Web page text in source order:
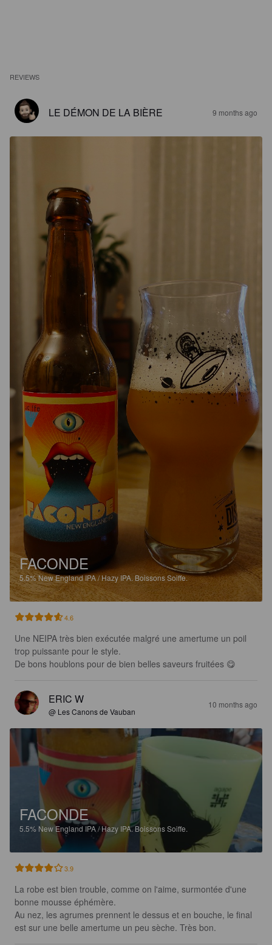
REVIEWS
LE DÉMON DE LA BIÈRE 9 months ago
FACONDE
5.5%New England IPA / Hazy IPA.Boissons Soiffe.
4.6
Une NEIPA très bien exécutée malgré une amertume un poil
trop puissante pour le style.
De bons houblons pour de bien belles saveurs fruitées 😋
ERIC W
@ Les Canons de Vauban
10 months ago
FACONDE
5.5% New England IPA / Hazy IPA.Boissons Soiffe.
3.9
La robe est bien trouble, comme on l'aime, surmontée d'une
bonne mousse éphémère.
Au nez, les agrumes prennent le dessus et en bouche, le final
est sur une belle amertume un peu sèche. Très bon.